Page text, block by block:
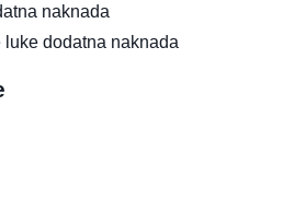
naknada
luke dodatna naknada